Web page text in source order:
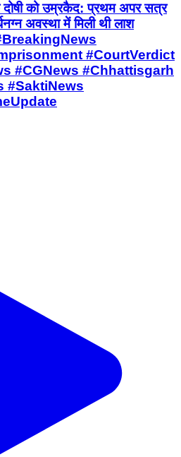
दोषी को उम्रकैद: प्रथम अपर सत्र
अवस्था में मिली थी लाश
#CourtVerdict
#CGNews #Chhattisgarh
#SaktiNews